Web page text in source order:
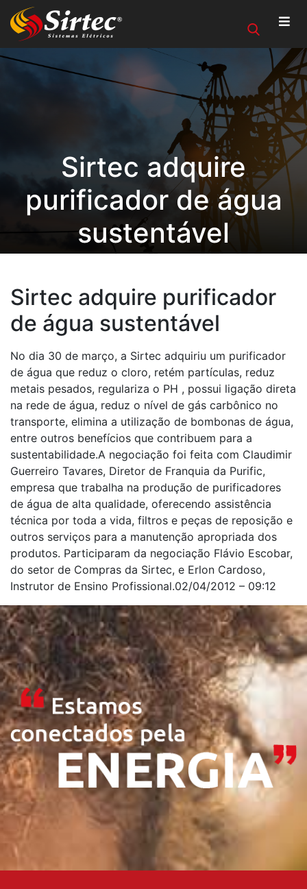
Sirtec adquire
purificador de água
sustentável
Sirtec adquire purificador
de água sustentável
No dia 30 de março, a Sirtec adquiriu um purificador
de água que reduz o cloro, retém partículas, reduz
metais pesados, regulariza o PH , possui ligação direta
na rede de água, reduz o nível de gás carbônico no
transporte, elimina a utilização de bombonas de água,
entre outros benefícios que contribuem para a
sustentabilidade.A negociação foi feita com Claudimir
Guerreiro Tavares, Diretor de Franquia da Purific,
empresa que trabalha na produção de purificadores
de água de alta qualidade, oferecendo assistência
técnica por toda a vida, filtros e peças de reposição e
outros serviços para a manutenção apropriada dos
produtos. Participaram da negociação Flávio Escobar,
do setor de Compras da Sirtec, e Erlon Cardoso,
Instrutor de Ensino Profissional.02/04/2012 – 09:12